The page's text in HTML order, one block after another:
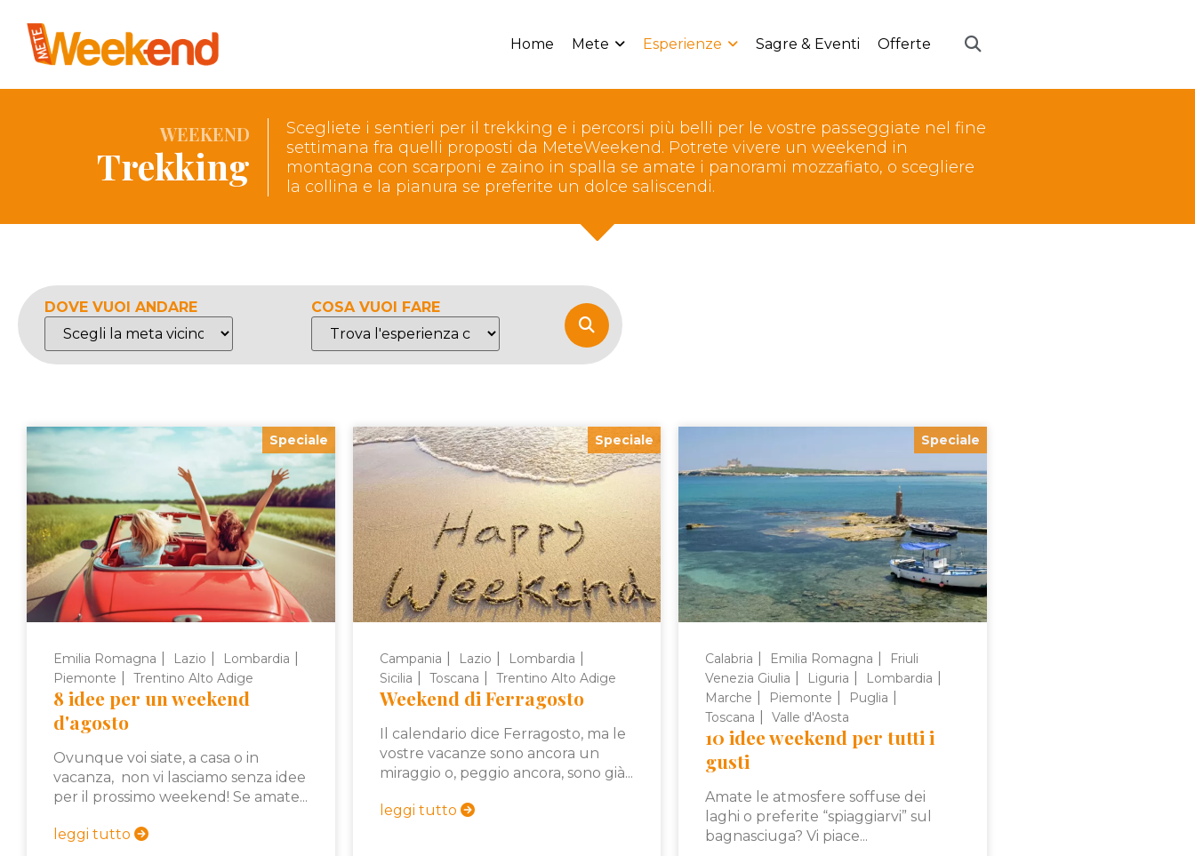
Home Mete Esperienze Sagre & Eventi Offerte
WEEKEND
Trekking
Scegliete i sentieri per il trekking e i percorsi più belli per le vostre passeggiate nel fine
settimana fra quelli proposti da MeteWeekend. Potrete vivere un weekend in
montagna con scarponi e zaino in spalla se amate i panorami mozzafiato, o scegliere
la collina e la pianura se preferite un dolce saliscendi.
DOVE VUOI ANDARE
COSA VUOI FARE

Speciale
Emilia Romagna Lazio Lombardia
Piemonte Trentino Alto Adige
8 idee per un weekend
d'agosto
Ovunque voi siate, a casa o in
vacanza, non vi lasciamo senza idee
per il prossimo weekend! Se amate...
leggi tutto
Speciale
Campania Lazio Lombardia
Sicilia Toscana Trentino Alto Adige
Weekend di Ferragosto
Il calendario dice Ferragosto, ma le
vostre vacanze sono ancora un
miraggio o, peggio ancora, sono già...
leggi tutto
Speciale
Calabria Emilia Romagna
Friuli
Venezia Giulia
Liguria Lombardia
Marche Piemonte Puglia
Toscana Valle d'Aosta
10 idee weekend per tutti i
gusti
Amate le atmosfere soffuse dei
laghi o preferite “spiaggiarvi” sul
bagnasciuga? Vi piace...